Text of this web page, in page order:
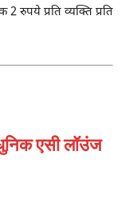
रुपये प्रति व्यक्ति प्रति
एसी लॉउंज